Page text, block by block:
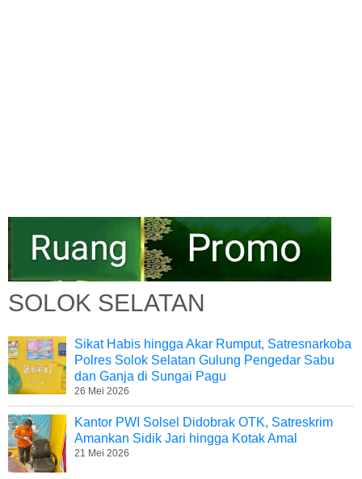
SOLOK SELATAN
Sikat Habis hingga Akar Rumput, Satresnarkoba
Polres Solok Selatan Gulung Pengedar Sabu
dan Ganja di Sungai Pagu
26 Mei 2026
Kantor PWI Solsel Didobrak OTK, Satreskrim
Amankan Sidik Jari hingga Kotak Amal
21 Mei 2026